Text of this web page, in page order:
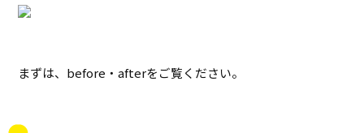
まずは、before・afterをご覧ください。